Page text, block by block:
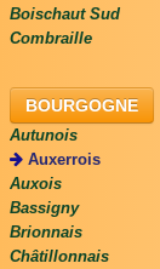
Boischaut Sud
Combraille
BOURGOGNE
Autunois
Auxerrois
Auxois
Bassigny
Brionnais
Châtillonnais